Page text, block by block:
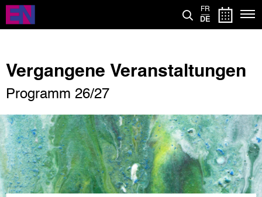
Direkt
zum
Inhalt
FR
DE
Vergangene Veranstaltungen
Programm 26/27